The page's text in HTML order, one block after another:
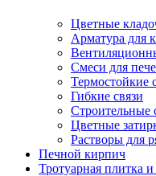
Цветные
Арматура для
Смеси для
Термостойкие
Гибкие связи
Строительные
Цветные
Растворы для
Печной кирпич
Тротуарная плитка